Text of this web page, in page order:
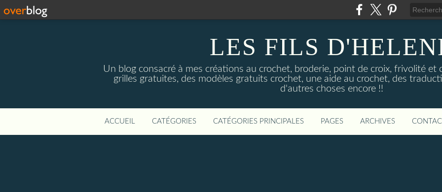
LES FILS
Un blog consacré à mes créations au crochet, broderie, point de croix, frivolité et
grilles gratuites, des modèles gratuits crochet, une aide au crochet, des
d'autres choses encore !!
ACCUEIL CATÉGORIES CATÉGORIES PRINCIPALES PAGES ARCHIVES